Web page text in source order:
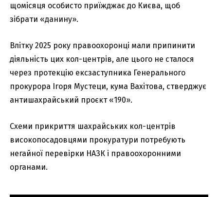
щомісяця особисто приїжджає до Києва, щоб
зібрати «данину».
Влітку 2025 року правоохоронці мали припинити
діяльність цих кол-центрів, але цього не сталося
через протекцію ексзаступника Генерального
прокурора Ігоря Мустеци, кума Вахітова, стверджує
антишахрайський проєкт «190».
Схеми прикриття шахрайських кол-центрів
високопосадовцями прокуратури потребують
негайної перевірки НАЗК і правоохоронними
органами.